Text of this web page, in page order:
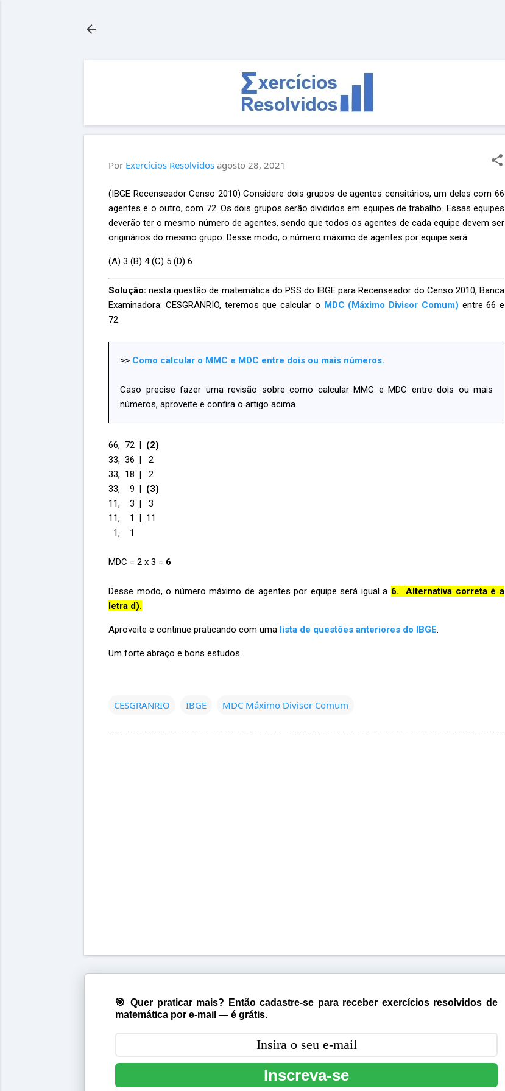
Por Exercícios Resolvidos agosto 28, 2021
(IBGE Recenseador Censo 2010) Considere dois grupos de agentes censitários, um deles com 66
agentes e o outro, com 72. Os dois grupos serão divididos em equipes de trabalho. Essas equipes
deverão ter o mesmo número de agentes, sendo que todos os agentes de cada equipe devem ser
originários do mesmo grupo. Desse modo, o número máximo de agentes por equipe será
(A) 3 (B) 4 (C) 5 (D) 6
Solução:nesta questão de matemática do PSS do IBGE para Recenseador do Censo 2010, Banca
Examinadora: CESGRANRIO, teremos que calcular o MDC (Máximo Divisor Comum) entre 66 e
72.
>> Como calcular o MMC e MDC entre dois ou mais números.
Caso precise fazer uma revisão sobre como calcular MMC e MDC entre dois ou mais
números, aproveite e confira o artigo acima.
66, 72 | (2)
33, 36 | 2
33, 18 | 2
33, 9 | (3)
11, 3 | 3
11, 1 | 11
1, 1
MDC = 2 x 3 = 6
Desse modo, o número máximo de agentes por equipe será igual a 6.Alternativa correta é a
letra d).
Aproveite e continue praticando com uma lista de questões anteriores do IBGE.
Um forte abraço e bons estudos.
CESGRANRIO IBGE MDC Máximo Divisor Comum
🎯 Quer praticar mais? Então cadastre-se para receber exercícios resolvidos de
matemática por e-mail — é grátis.
Inscreva-se